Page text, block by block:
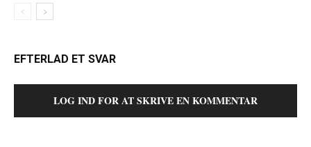
EFTERLAD ET SVAR
LOG IND FOR AT SKRIVE EN KOMMENTAR